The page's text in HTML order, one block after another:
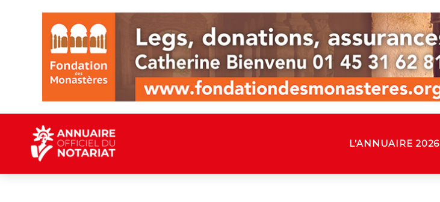
L’ANNUAIRE 2026